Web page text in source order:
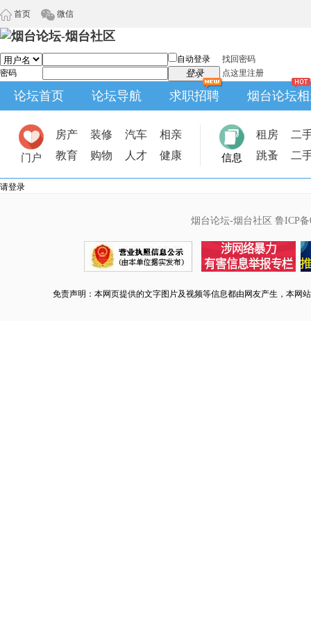
首页 微信
自动登录
找回密码
密码
登录 点这里注册
论坛首页 论坛导航 求职招聘 烟台论坛
门户
房产 装修 汽车
相亲
教育
购物 人才 健康 信息
租房
二
跳蚤
二
请登录
烟台论坛-烟台社区 鲁ICP备
免责声明：本网页提供的文字图片及视频等信息都由网友产生，本网